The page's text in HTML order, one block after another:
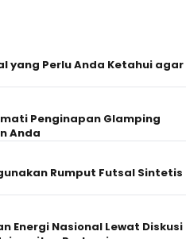
yang Perlu Anda Ketahui agar
Penginapan Glamping
Anda
Rumput Futsal Sintetis
Energi Nasional Lewat Diskusi